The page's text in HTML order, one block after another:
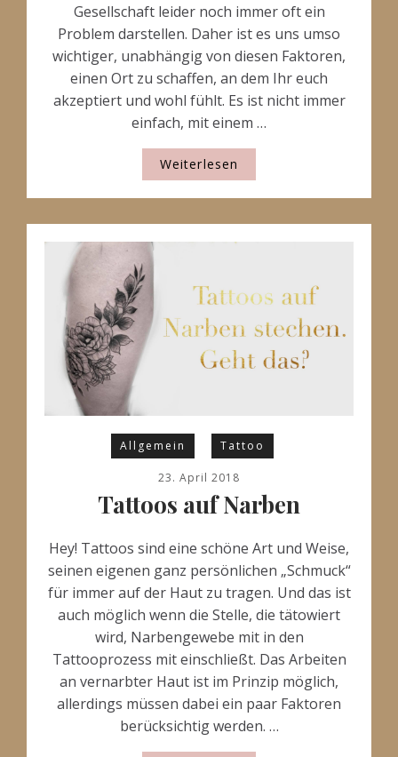
Gesellschaft leider noch immer oft ein
Problem darstellen. Daher ist es uns umso
wichtiger, unabhängig von diesen Faktoren,
einen Ort zu schaffen, an dem Ihr euch
akzeptiert und wohl fühlt. Es ist nicht immer
einfach, mit einem …
Weiterlesen
Allgemein Tattoo
23. April 2018
Tattoos auf Narben
Hey! Tattoos sind eine schöne Art und Weise,
seinen eigenen ganz persönlichen „Schmuck“
für immer auf der Haut zu tragen. Und das ist
auch möglich wenn die Stelle, die tätowiert
wird, Narbengewebe mit in den
Tattooprozess mit einschließt. Das Arbeiten
an vernarbter Haut ist im Prinzip möglich,
allerdings müssen dabei ein paar Faktoren
berücksichtig werden. …